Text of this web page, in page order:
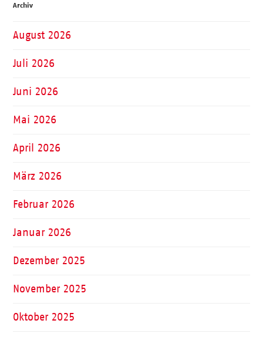
Archiv
August 2026
Juli 2026
Juni 2026
Mai 2026
April 2026
März 2026
Februar 2026
Januar 2026
Dezember 2025
November 2025
Oktober 2025